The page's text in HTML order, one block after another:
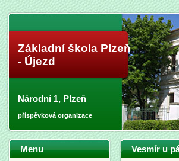
Základní škola Plzeň
- Újezd
Národní 1, Plzeň
příspěvková organizace
Vesmír u
Menu